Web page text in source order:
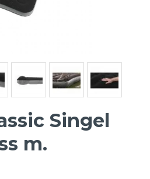
Singel
m.